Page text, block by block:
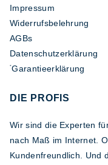
Impressum
Widerrufsbelehrung
AGBs
Datenschutzerklärung
*Garantieerklärung
DIE PROFIS
Wir sind die Experten
nach Maß im Internet.
Kundenfreundlich. Und